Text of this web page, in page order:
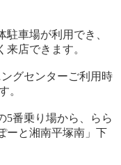
車場が利用でき、
店できます。
グセンターご利用時
。
5番乗り場から、らら
ーと湘南平塚南」下